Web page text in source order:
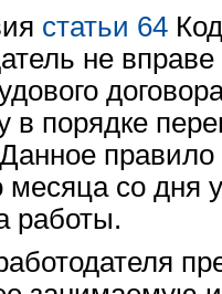
статьи 64
не вправе
порядке
правило
месяца со дня
работы.